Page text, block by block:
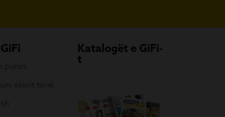
Katalogët e GiFi-
t